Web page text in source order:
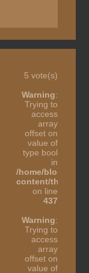
5 vote(s)
Warning:
Trying to
access
array
offset on
value of
type bool
in
/home/
content/themes/
on line
437
Warning:
Trying to
access
array
offset on
value of